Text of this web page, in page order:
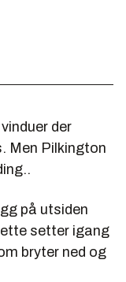
der
Men Pilkington
på utsiden
setter igang
bryter ned og